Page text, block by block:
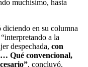
muchísimo, hasta
en su columna
a la
despechada, con
Qué convencional,
, concluyó.